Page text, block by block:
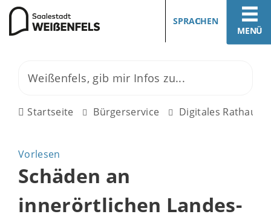
MENÜ
SPRACHEN
Startseite Bürgerservice Digitales Rathaus
Vorlesen
Schäden an
innerörtlichen Landes-